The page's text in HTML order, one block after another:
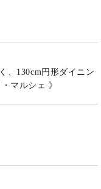
、130cm円形ダイニン
マルシェ 》